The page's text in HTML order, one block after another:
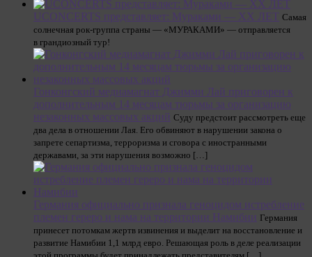
UCONCERTS представляет: Мураками — ХХ ЛЕТ Самая
солнечная рок-группа страны — «МУРАКАМИ» — отправляется
в грандиозный тур!
Гонконгский медиамагнат Джимми Лай приговорен к
дополнительным 14 месяцам тюрьмы за организацию
незаконных массовых акций Суду предстоит рассмотреть еще
два дела в отношении Лая. Его обвиняют в нарушении закона о
запрете сепартизма, терроризма и сговора с иностранными
державами, за эти нарушения возможно […]
Германия официально признала геноцидом истребление
племен гереро и нама на территории Намибии Германия
принесет потомкам жертв извинения и выделит на восстановление и
развитие Намибии 1,1 млрд евро. Решающая роль в деле реализации